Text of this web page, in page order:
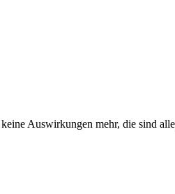
Auswirkungen mehr, die sind